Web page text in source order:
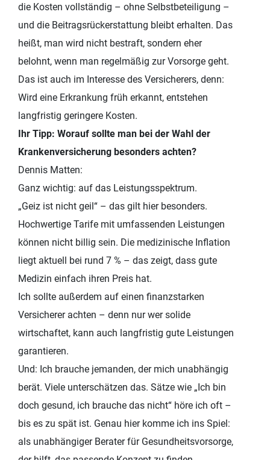
die Kosten vollständig – ohne Selbstbeteiligung –
und die Beitragsrückerstattung bleibt erhalten. Das
heißt, man wird nicht bestraft, sondern eher
belohnt, wenn man regelmäßig zur Vorsorge geht.
Das ist auch im Interesse des Versicherers, denn:
Wird eine Erkrankung früh erkannt, entstehen
langfristig geringere Kosten.
Ihr Tipp: Worauf sollte man bei der Wahl der
Krankenversicherung besonders achten?
Dennis Matten:
Ganz wichtig: auf das Leistungsspektrum.
„Geiz ist nicht geil“ – das gilt hier besonders.
Hochwertige Tarife mit umfassenden Leistungen
können nicht billig sein. Die medizinische Inflation
liegt aktuell bei rund 7 % – das zeigt, dass gute
Medizin einfach ihren Preis hat.
Ich sollte außerdem auf einen finanzstarken
Versicherer achten – denn nur wer solide
wirtschaftet, kann auch langfristig gute Leistungen
garantieren.
Und: Ich brauche jemanden, der mich unabhängig
berät. Viele unterschätzen das. Sätze wie „Ich bin
doch gesund, ich brauche das nicht“ höre ich oft –
bis es zu spät ist. Genau hier komme ich ins Spiel:
als unabhängiger Berater für Gesundheitsvorsorge,